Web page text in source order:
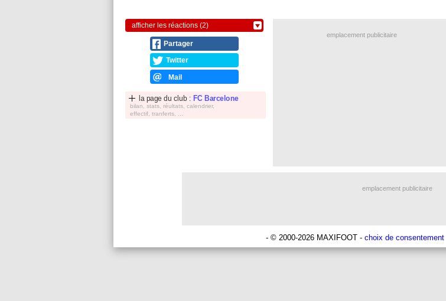
afficher les réactions (2)
Partager
Twitter
Mail
la page du club : FC Barcelone
bilan, stats, réultats, calendrier,
effectif, tranferts, ...
emplacement publicitaire
emplacement publicitaire
- © 2000-2026 MAXIFOOT - choix de consentement